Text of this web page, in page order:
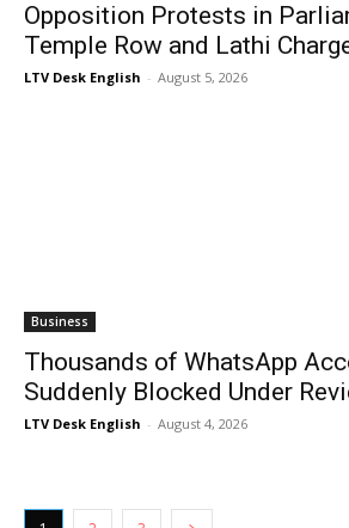
Opposition Protests in
Temple Row and Lathi
LTV Desk English - August 5, 2026
Business
Thousands of WhatsApp
Suddenly Blocked Under
LTV Desk English - August 4, 2026